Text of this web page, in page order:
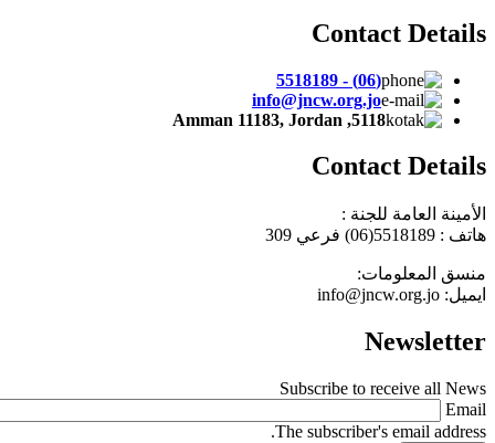
Contact Details
(06) - 5518189
info@jncw.org.jo
5118, Amman 11183, Jordan
Contact Details
الأمينة العامة للجنة :
هاتف : 5518189(06) فرعي
309
منسق المعلومات:
ايميل: info@jncw.org.jo
Newsletter
Subscribe to receive all News
Email
The subscriber's email address.